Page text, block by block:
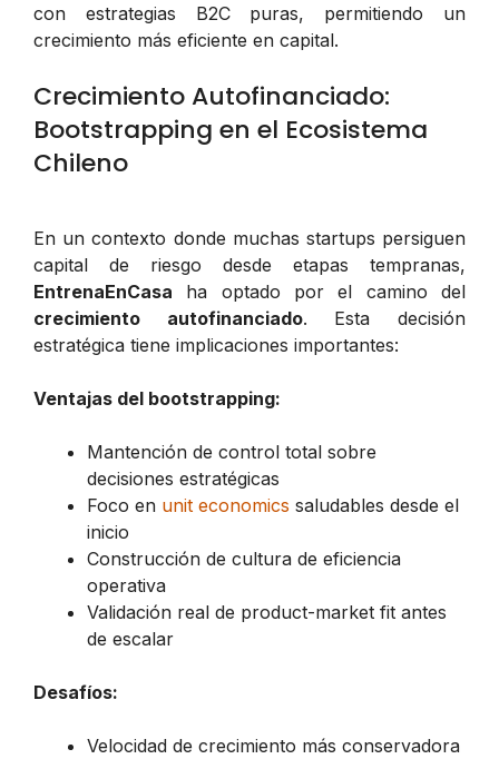
con estrategias B2C puras, permitiendo un
crecimiento más eficiente en capital.
Crecimiento Autofinanciado:
Bootstrapping en el Ecosistema
Chileno
En un contexto donde muchas startups persiguen
capital de riesgo desde etapas tempranas,
EntrenaEnCasa ha optado por el camino del
crecimiento autofinanciado. Esta decisión
estratégica tiene implicaciones importantes:
Ventajas del bootstrapping:
Mantención de control total sobre
decisiones estratégicas
Foco en unit economics saludables desde el
inicio
Construcción de cultura de eficiencia
operativa
Validación real de product-market fit antes
de escalar
Desafíos:
Velocidad de crecimiento más conservadora